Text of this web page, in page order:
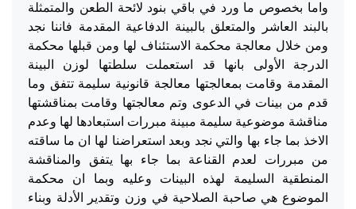
واما بخصوص ما ورد في باقي بنود لائحة الطعن والمتمثلة
بالبند العاشر والمتعلق بالبينة الدفاعية المقدمة فاننا نجد
ومن خلال معالجة محكمة الاستئناف لها ومن قبلها محكمة
الدرجة الأولى بانها قد استعملت سلطتها لوزن البينة
المقدمة وقامت بمعالجتها معالجة قانونية سليمة تتفق وما
قدم من بينات في الدعوى وتم معالجتها وقامت بمناقشتها
مناقشة موضوعية سليمة مبينة مبررات استبعادها لها وعدم
الاخذ بما جاء بها والتي نجد وبعد استعراضنا لها ان ما ساقته
من مبررات لعدم القناعة بما جاء بها يتفق والمناقشة
المنطقية السليمة لهذه البينات وعليه وبما ان محكمة
الموضوع هي صاحبة الصلاحية في وزن وتقدير الأدلة وبناء